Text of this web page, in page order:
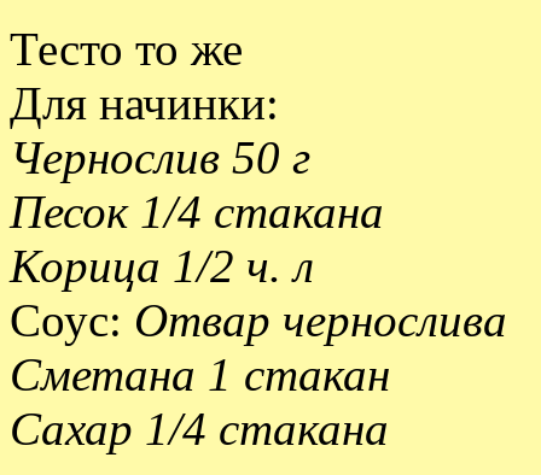
Тесто то же
Для начинки:
Чернослив 50 г
Песок 1/4 стакана
Корица 1/2 ч. л
Соус: Отвар чернослива
Сметана 1 стакан
Сахар 1/4 стакана